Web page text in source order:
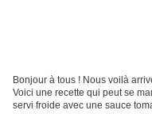
Bonjour à tous ! Nous voilà
Voici une recette qui peut se
servi froide avec une sauce